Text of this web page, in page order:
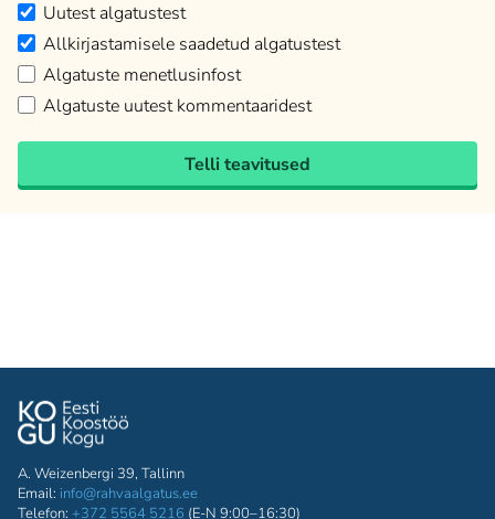
Uutest algatustest
Allkirjastamisele saadetud algatustest
Algatuste menetlusinfost
Algatuste uutest kommentaaridest
Telli teavitused
A. Weizenbergi 39, Tallinn
Email: info@rahvaalgatus.ee
Telefon: +372 5564 5216 (E-N 9:00–16:30)